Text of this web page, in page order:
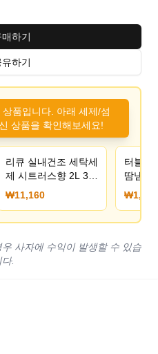
매하기
유하기
품입니다. 아래 세제/섬
상품을 확인해보세요!
리큐 실내건조 세탁세
제 시트러스향 2L 3개
+ 450ml 증정
(11,160원/무료)
₩11,160
터블
땀냄새
내건조
개입
₩1,478
사자에 수익이 발생할 수 있습
다.